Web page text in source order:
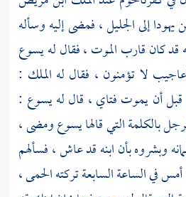
يهوداإلىالجليل، فمضى إليه وسأله
قد كان قارب الموت ، فقال لهيسوع
لا تؤمنون ، فقال له الملك :
قبل أن يموت فتاي ، قال لهيسوع :
بالكلمة التي قالهايسوعومضى ،
وبشروه بأن ابنه قد عاش ، فسألهم
في الساعة السابعة تركته الحمى ،